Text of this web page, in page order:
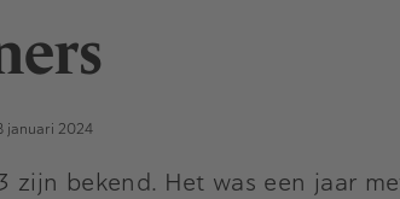
januari 2024
zijn bekend. Het was een jaar